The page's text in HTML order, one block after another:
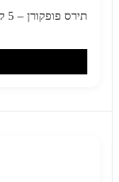
תירס פופקורן – 5 ק"ג × 1 יחידה